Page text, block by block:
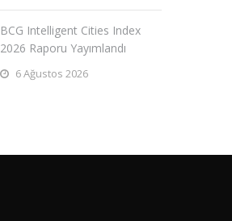
BCG Intelligent Cities Index
2026 Raporu Yayımlandı
6 Ağustos 2026